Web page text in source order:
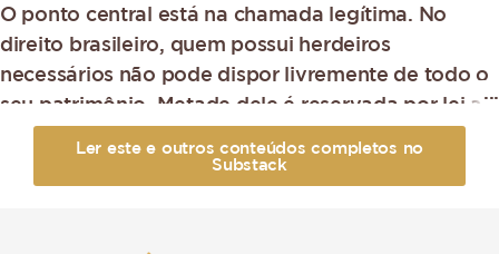
O ponto central está na chamada legítima. No
direito brasileiro, quem possui herdeiros
necessários não pode dispor livremente de todo o
seu patrimônio. Metade dele é reservada por lei a
esses herdeiros. A outra metade, a parte
disponível, pode ser objeto de doação.
Ler este e outros conteúdos completos no
Substack